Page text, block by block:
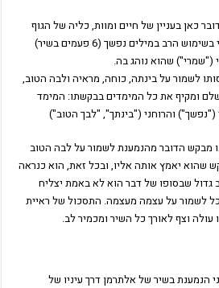
כאן בעניין של חיים ומוות, כליה של הגוף
ושל הנפש, מה שבא לידי ביטוי בשימוש הרב במילים נפשך (6 פעמים בשיר)
לשמור על בינתה, כוחה, מראיה ולבה הטוב,
ומקיף את כל המימדים בבקשתו: המימד
("נפשך") והרוחני ("בינתך", "לבך הטוב")
מבקש הדובר מהנמענת לשמור על לבה הטוב
שהוא יאמץ אותה אליו, ובכל זאת, הוא כנראה
גדול שבסופו של דבר הוא לא באמת יצליח
לשמור על עצמה מעצמה. התסכול של ראיית
עולה וצף לאורך כל השיר ומכמיר לב.
הנמענת בשיר של אלתרמן דרך עיניו של